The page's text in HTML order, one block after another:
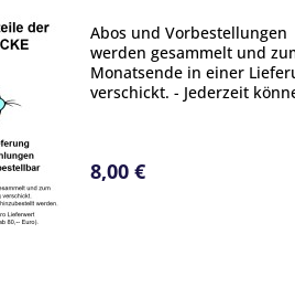
Abos und Vorbestellungen
werden gesammelt und
Monatsende in einer
verschickt. - Jederzeit
Lieferwert (Portoanteil 2,95
8,00 €